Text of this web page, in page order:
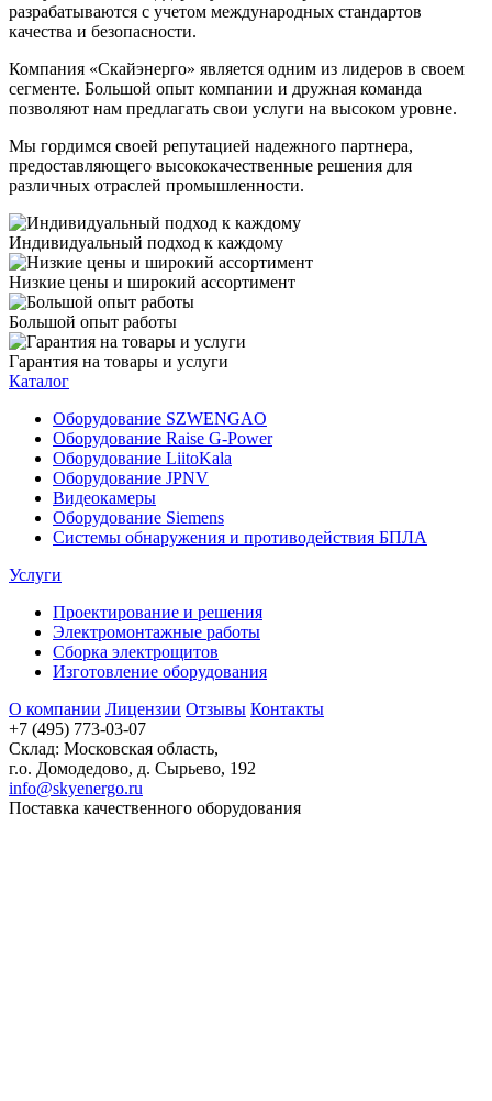
разрабатываются с учетом международных стандартов
качества и безопасности.
Компания «Скайэнерго» является одним из лидеров в своем
сегменте. Большой опыт компании и дружная команда
позволяют нам предлагать свои услуги на высоком уровне.
Мы гордимся своей репутацией надежного партнера,
предоставляющего высококачественные решения для
различных отраслей промышленности.
Индивидуальный подход к каждому
Низкие цены и широкий ассортимент
Большой опыт работы
Гарантия на товары и услуги
Каталог
Оборудование SZWENGAO
Оборудование Raise G-Power
Оборудование LiitoKala
Оборудование JPNV
Видеокамеры
Оборудование Siemens
Системы обнаружения и противодействия БПЛА
Услуги
Проектирование и решения
Электромонтажные работы
Сборка электрощитов
Изготовление оборудования
О компании Лицензии Отзывы Контакты
+7 (495) 773-03-07
Склад: Московская область,
г.о. Домодедово, д. Сырьево, 192
info@skyenergo.ru
Поставка качественного оборудования